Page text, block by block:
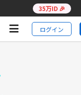
35万ID 🎉
ログイン